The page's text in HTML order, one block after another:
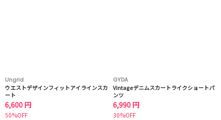
Ungrid
ウエストデザインフィットアイラインスカ
ート
6,600 円
50%OFF
GYDA
Vintageデニムスカートライクショートパ
ンツ
6,990 円
30%OFF